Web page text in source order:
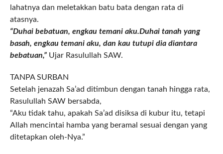
lahatnya dan meletakkan batu bata dengan rata di
atasnya.
“Duhai bebatuan, engkau temani aku.Duhai tanah yang
basah, engkau temani aku, dan kau tutupi dia diantara
bebatuan,” Ujar Rasulullah SAW.
TANPA SURBAN
Setelah jenazah Sa’ad ditimbun dengan tanah hingga rata,
Rasulullah SAW bersabda,
“Aku tidak tahu, apakah Sa’ad disiksa di kubur itu, tetapi
Allah mencintai hamba yang beramal sesuai dengan yang
ditetapkan oleh-Nya.”